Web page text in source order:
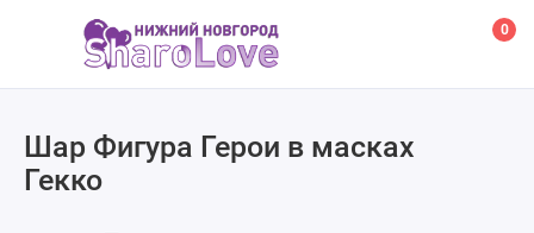
0
Шар Фигура Герои в масках
Гекко